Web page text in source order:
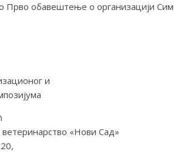
Прво обавештење о организацији
и
«Нови Сад»